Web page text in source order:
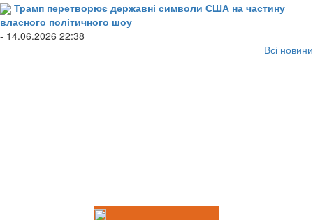
Трамп перетворює державні символи США на частину
власного політичного шоу
- 14.06.2026 22:38
Всі новини